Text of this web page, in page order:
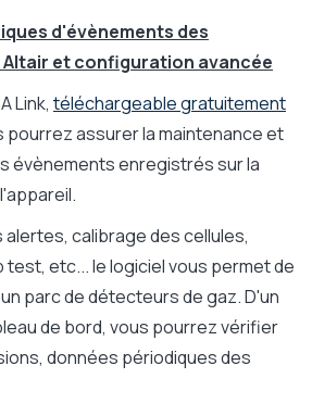
d'évènements des
et configuration avancée
Link, téléchargeable gratuitement
pourrez assurer la maintenance et
évènements enregistrés sur la
calibrage des cellules,
test, etc... le logiciel vous permet de
parc de détecteurs de gaz. D'un
de bord, vous pourrez vérifier
données périodiques des